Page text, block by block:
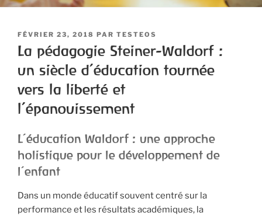
FÉVRIER 23, 2018 PAR TESTEOS
La pédagogie Steiner-Waldorf :
un siècle d’éducation tournée
vers la liberté et
l’épanouissement
L’éducation Waldorf : une approche
holistique pour le développement de
l’enfant
Dans un monde éducatif souvent centré sur la
performance et les résultats académiques, la